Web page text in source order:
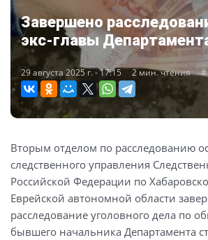
Завершено
экс-главы
29 августа 2025 г. - 17:15 2 мин. чтения
Вторым отделом по расследованию
следственного управления
Российской Федерации по
Еврейской автономной области
расследование уголовного дела по
бывшего начальника Департамента